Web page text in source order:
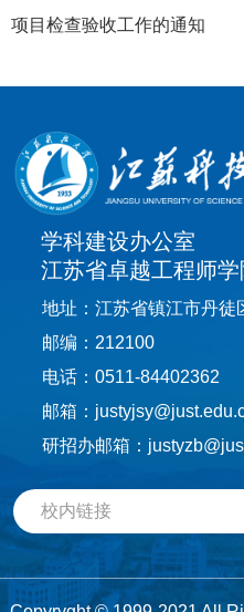
项目检查验收工作的通知
学科建设办公室
江苏省卓越工程师学
地址：江苏省镇江市丹徒
邮编：212100
电话：0511-84402362
邮箱：
研招办邮箱：
校内链接